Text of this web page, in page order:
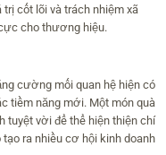
cốt lõi và trách nhiệm xã
cho thương hiệu.
cường mối quan hệ hiện có
tiềm năng mới. Một món quà
tuyệt vời để thể hiện thiện chí
ra nhiều cơ hội kinh doanh